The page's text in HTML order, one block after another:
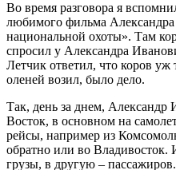
Во время разговора я
любимого фильма
национальной охоты». Там
спросил у Александра
Летчик ответил, что коров уж
оленей возил, было дело.
Так, день за днем, Александр
Восток, в основном на
рейсы, например из
обратно или во Владивосток.
грузы, в другую –